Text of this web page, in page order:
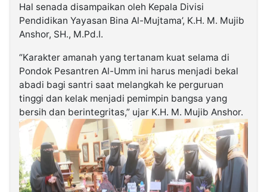
Hal senada disampaikan oleh Kepala Divisi
Pendidikan Yayasan Bina Al-Mujtama’, K.H. M. Mujib
Anshor, SH., M.Pd.I.
“Karakter amanah yang tertanam kuat selama di
Pondok Pesantren Al-Umm ini harus menjadi bekal
abadi bagi santri saat melangkah ke perguruan
tinggi dan kelak menjadi pemimpin bangsa yang
bersih dan berintegritas,” ujar K.H. M. Mujib Anshor.